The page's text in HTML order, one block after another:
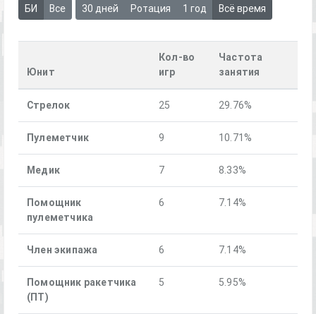
БИ Все 30 дней Ротация 1 год Всё время
Юнит
Кол-во
игр
Частота
занятия
Стрелок 25 29.76%
Пулеметчик 9 10.71%
Медик 7 8.33%
Помощник
пулеметчика
6 7.14%
Член экипажа 6 7.14%
Помощник ракетчика
(ПТ)
5 5.95%